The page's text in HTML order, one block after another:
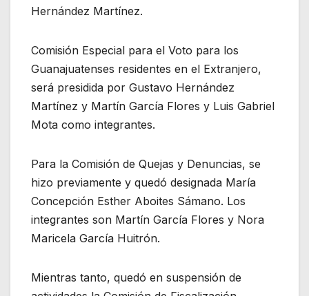
Hernández Martínez.
Comisión Especial para el Voto para los
Guanajuatenses residentes en el Extranjero,
será presidida por Gustavo Hernández
Martínez y Martín García Flores y Luis Gabriel
Mota como integrantes.
Para la Comisión de Quejas y Denuncias, se
hizo previamente y quedó designada María
Concepción Esther Aboites Sámano. Los
integrantes son Martín García Flores y Nora
Maricela García Huitrón.
Mientras tanto, quedó en suspensión de